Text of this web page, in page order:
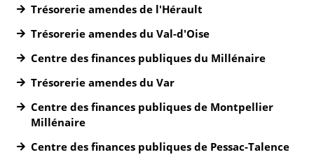
Trésorerie amendes de l'Hérault
Trésorerie amendes du Val-d'Oise
Centre des finances publiques du Millénaire
Trésorerie amendes du Var
Centre des finances publiques de Montpellier
Millénaire
Centre des finances publiques de Pessac-Talence